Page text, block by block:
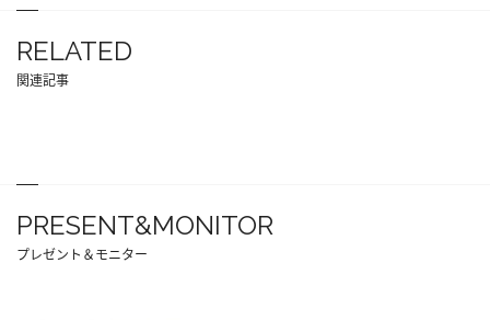
RELATED
関連記事
PRESENT&MONITOR
プレゼント＆モニター